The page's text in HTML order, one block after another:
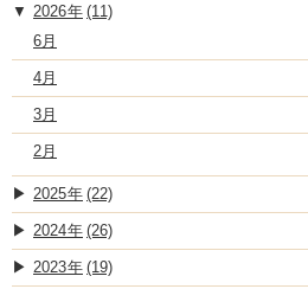
2026
(11)
6月
4月
3月
2月
2025 (22)
2024 (26)
2023 (19)